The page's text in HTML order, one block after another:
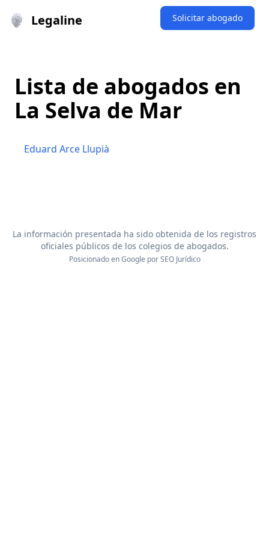
Legaline Solicitar abogado
Lista de abogados en
La Selva de Mar
Eduard Arce Llupià
La información presentada ha sido obtenida de los registros
oficiales públicos de los colegios de abogados.
Posicionado en Google porSEO Jurídico